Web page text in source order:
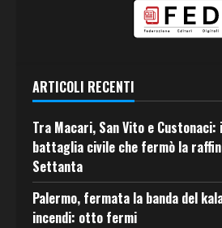
ARTICOLI RECENTI
Tra Macari, San Vito e
battaglia civile che fermò la
Settanta
Palermo, fermata la banda del
incendi: otto fermi